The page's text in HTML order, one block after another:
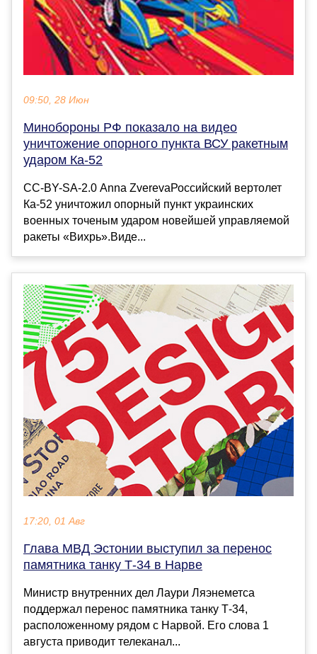
09:50, 28 Июн
Минобороны РФ показало на видео
уничтожение опорного пункта ВСУ ракетным
ударом Ка-52
CC-BY-SA-2.0 Anna ZverevaРоссийский вертолет
Ка-52 уничтожил опорный пункт украинских
военных точеным ударом новейшей управляемой
ракеты «Вихрь».Виде...
17:20, 01 Авг
Глава МВД Эстонии выступил за перенос
памятника танку Т-34 в Нарве
Министр внутренних дел Лаури Ляэнеметса
поддержал перенос памятника танку Т-34,
расположенному рядом с Нарвой. Его слова 1
августа приводит телеканал...